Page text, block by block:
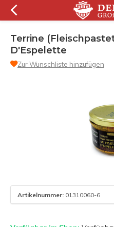
Terrine
D'Espelette
Zur Wunschliste hinzufügen
Artikelnummer: 01310060-6